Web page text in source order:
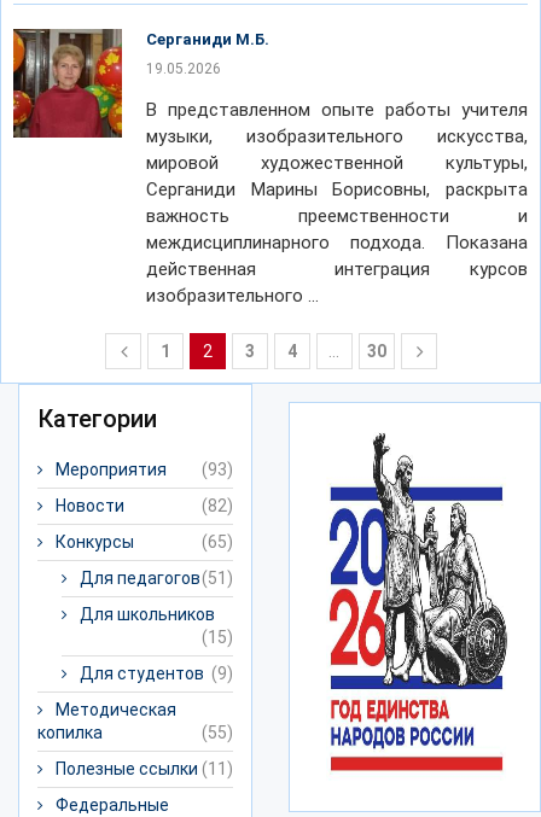
Категории
Мероприятия
(93)
Новости
(82)
Конкурсы
(65)
Для педагогов(51)
Для школьников
(15)
Для студентов (9)
Методическая
копилка
(55)
Полезные ссылки (11)
Федеральные
Серганиди М.Б.
19.05.2026
В представленном опыте работы учителя
музыки, изобразительного искусства,
мировой художественной культуры,
Серганиди Марины Борисовны, раскрыта
важность преемственности и
междисциплинарного подхода. Показана
действенная интеграция курсов
изобразительного …
1 2 3 4 30